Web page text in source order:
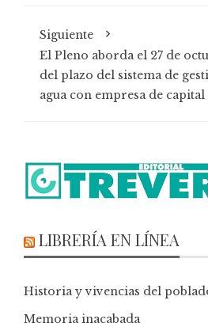
Siguiente
El Pleno aborda el 27 de
del plazo del sistema de
agua con empresa de
LIBRERÍA EN LÍNEA
Historia y vivencias del
Memoria inacabada